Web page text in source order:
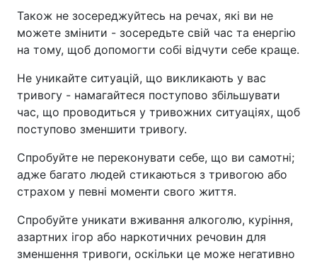
Також не зосереджуйтесь на речах, які ви не
можете змінити - зосередьте свій час та енергію
на тому, щоб допомогти собі відчути себе краще.
Не уникайте ситуацій, що викликають у вас
тривогу - намагайтеся поступово збільшувати
час, що проводиться у тривожних ситуаціях, щоб
поступово зменшити тривогу.
Спробуйте не переконувати себе, що ви самотні;
адже багато людей стикаються з тривогою або
страхом у певні моменти свого життя.
Спробуйте уникати вживання алкоголю, куріння,
азартних ігор або наркотичних речовин для
зменшення тривоги, оскільки це може негативно